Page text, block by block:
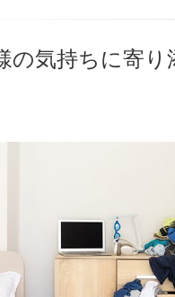
の気持ちに寄